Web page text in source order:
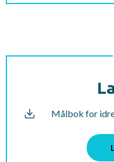
Målbok for